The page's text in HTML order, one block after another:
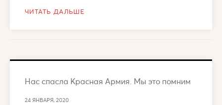
ЧИТАТЬ ДАЛЬШЕ
Нас спасла Красная Армия. Мы это помним
24 ЯНВАРЯ, 2020